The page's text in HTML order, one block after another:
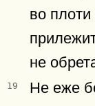
во
не
19
Не еже